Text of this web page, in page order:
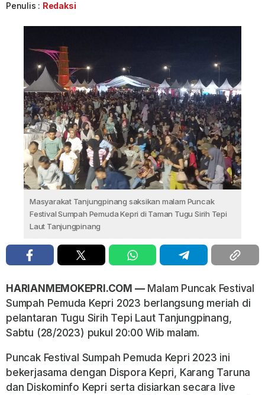
Penulis : Redaksi
Masyarakat Tanjungpinang saksikan malam Puncak
Festival Sumpah Pemuda Kepri di Taman Tugu Sirih Tepi
Laut Tanjungpinang
HARIANMEMOKEPRI.COM —Malam Puncak Festival
Sumpah Pemuda Kepri 2023 berlangsung meriah di
pelantaran Tugu Sirih Tepi Laut Tanjungpinang,
Sabtu (28/2023) pukul 20:00 Wib malam.
Puncak Festival Sumpah Pemuda Kepri 2023 ini
bekerjasama dengan Dispora Kepri, Karang Taruna
dan Diskominfo Kepri serta disiarkan secara live